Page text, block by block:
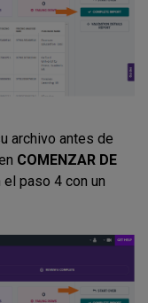
archivo antes de
COMENZAR DE
paso 4 con un